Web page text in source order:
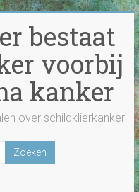
bestaat
voorbij
kanker
over schildklierkanker